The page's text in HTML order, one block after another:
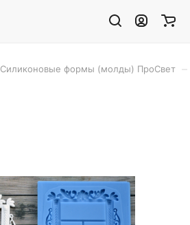
Силиконовые формы (молды) ПроСвет